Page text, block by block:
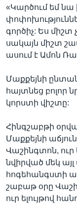
«Կարծում եմ նա
գործիչ: Ես միշտ
սակայն միշտ
ասում է Ամոն
Մաքքեյնի
հայտնեց բոլոր
կորստի վիշտը:
Հինգշաբթի
Մաքքեյնի
Վաշինգտոն,
նվիրված մեկ
հոգեհանգստի
շաբաթ օրը
ուր ելույթով